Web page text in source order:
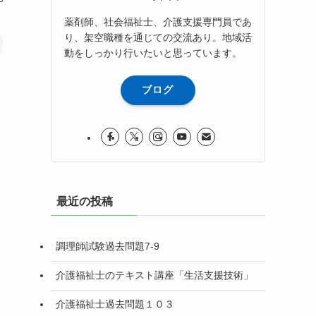
薬剤師、社会福祉士、介護支援専門員であ
り、架空職種を通じての交流あり。地域活
動をしっかり行いたいと思っています。
ブログ
最近の投稿
調理師試験過去問題7-9
介護福祉士のテキスト講座「生活支援技術」
介護福祉士過去問題１０３